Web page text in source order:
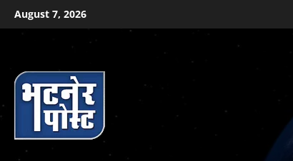
Skip
to
August 7, 2026